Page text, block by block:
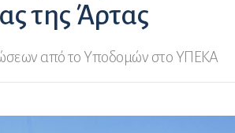
της Άρτας
από το Υποδομών στο ΥΠΕΚΑ